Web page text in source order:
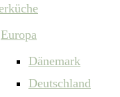
Europa
Dänemark
Deutschland